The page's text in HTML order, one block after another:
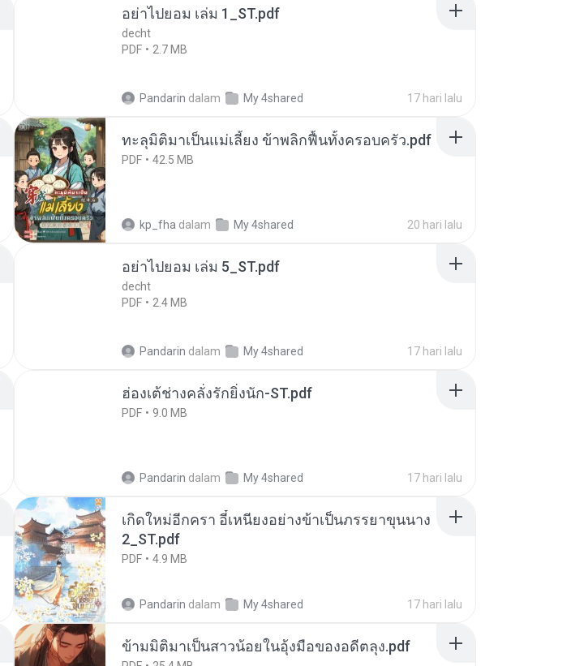
อย่าไปยอม เล่ม 1_ST.pdf
decht
PDF
2.7 MB
Pandarin dalam My 4shared 17 hari lalu
ทะลุมิติมาเป็นแม่เลี้ยง ข้าพลิกฟื้นทั้งครอบครัว.pdf
PDF 42.5 MB
kp_fha dalam My 4shared 20 hari lalu
อย่าไปยอม เล่ม 5_ST.pdf
decht
PDF
2.4 MB
Pandarin dalam My 4shared 17 hari lalu
ฮ่องเต้ช่างคลั่งรักยิ่งนัก-ST.pdf
PDF 9.0 MB
Pandarin dalam My 4shared 17 hari lalu
เกิดใหม่อีกครา อี๋เหนียงอย่างข้าเป็นภรรยาขุนนาง
2_ST.pdf
PDF 4.9 MB
Pandarin dalam My 4shared 17 hari lalu
ข้ามมิติมาเป็นสาวน้อยในอุ้งมือของอดีตลุง.pdf